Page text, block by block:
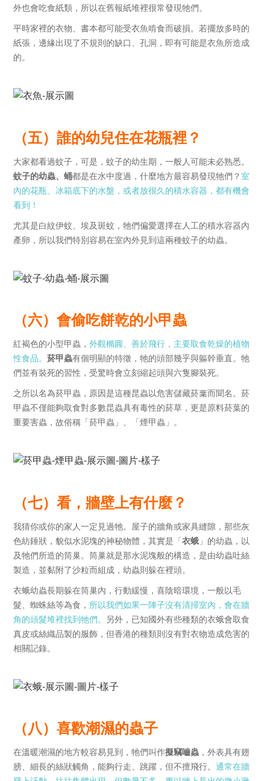
外也會吃食紙類，所以在舊報紙堆裡很常發現牠們。
平時家裡的衣物、書本都可能受衣魚啃食而破損。若擺放多時的
紙張，邊緣出現了不規則的缺口、孔洞，即有可能是衣魚所造成
的。
（五）誰的幼兒住在花瓶裡？
大家都看過蚊子，可是，蚊子的幼生期，一般人可能未必熟悉。
蚊子的幼蟲、蛹都是在水中度過，什麼地方最容易發現牠們？ 室
內的花瓶、冰箱底下的水盤，或者放很久的積水容器，都有機會
看到！
尤其是白紋伊蚊、埃及斑蚊，牠們偏愛選擇在人工的積水容器內
產卵，所以我們特別容易在室內外見到這兩種蚊子的幼蟲。
（六）會偷吃餅乾的小甲蟲
紅褐色的小型甲蟲， 外觀橢圓、善於飛行，主要取食乾燥的植物
性食品。 菸甲蟲有個明顯的特徵，牠的頭部幾乎與軀幹垂直。牠
們並有裝死的習性，受驚時會立刻縮起頭與六隻腳裝死。
之所以名為菸甲蟲，原因是這種昆蟲以危害儲藏菸葉而聞名。菸
甲蟲不僅能夠取食對多數昆蟲具有毒性的菸草，更是原料菸葉的
重要害蟲，故俗稱「菸甲蟲」、「煙甲蟲」。
（七）看，牆壁上有什麼？
我猜你或你的家人一定見過牠。屋子的牆角或家具縫隙，那些灰
色紡錘狀，貌似水泥塊的神秘物體，其實是「衣蛾 」的幼蟲，以
及牠們所造的筒巢。筒巢就是那水泥塊般的構造，是由幼蟲吐絲
製造，並黏附了沙粒而組成，幼蟲則躲在裡頭。
衣蛾幼蟲長期躲在筒巢內，行動緩慢，喜陰暗環境，一般以毛
髮、蜘蛛絲等為食， 所以我們如果一陣子沒有清掃室內，會在牆
角的頭髮堆裡找到牠們。 另外，已知國外有些種類的衣蛾會取食
真皮或絲織品製的服飾，但香港的種類則沒有對衣物造成危害的
相關記錄。
（八）喜歡潮濕的蟲子
在溫暖潮濕的地方較容易見到，牠們叫作擬竊嚙蟲 ，外表具有翅
膀、細長的絲狀觸角，能夠行走、跳躍，但不擅飛行。 通常在牆